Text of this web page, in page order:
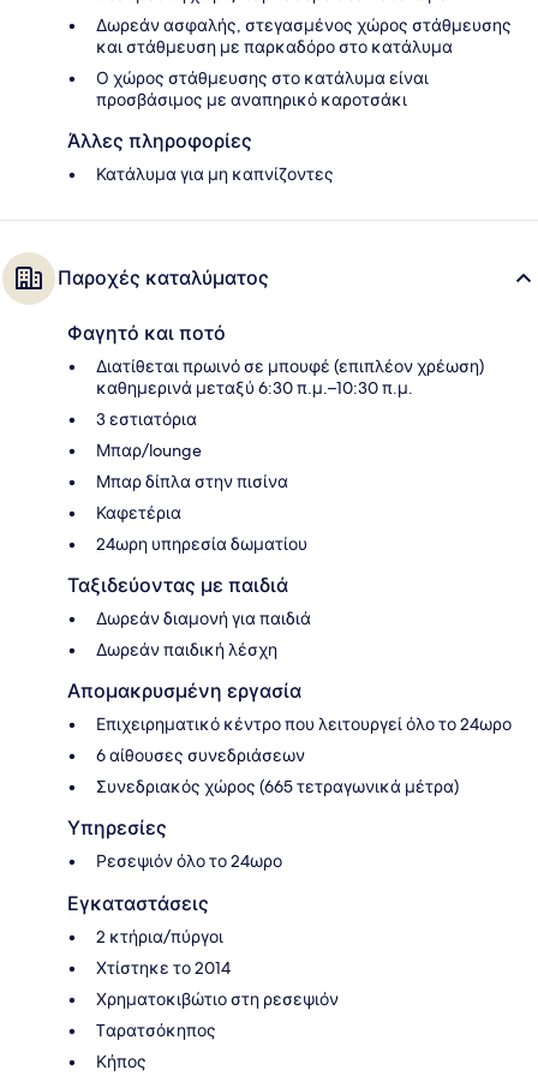
Δωρεάν ασφαλής, στεγασμένος χώρος στάθμευσης
και στάθμευση με παρκαδόρο στο κατάλυμα
Ο χώρος στάθμευσης στο κατάλυμα είναι
προσβάσιμος με αναπηρικό καροτσάκι
Άλλες πληροφορίες
Κατάλυμα για μη καπνίζοντες
Παροχές καταλύματος
Φαγητό και ποτό
Διατίθεται πρωινό σε μπουφέ (επιπλέον χρέωση)
καθημερινά μεταξύ 6:30 π.μ.–10:30 π.μ.
3 εστιατόρια
Μπαρ/lounge
Μπαρ δίπλα στην πισίνα
Καφετέρια
24ωρη υπηρεσία δωματίου
Ταξιδεύοντας με παιδιά
Δωρεάν διαμονή για παιδιά
Δωρεάν παιδική λέσχη
Απομακρυσμένη εργασία
Επιχειρηματικό κέντρο που λειτουργεί όλο το 24ωρο
6 αίθουσες συνεδριάσεων
Συνεδριακός χώρος (665 τετραγωνικά μέτρα)
Υπηρεσίες
Ρεσεψιόν όλο το 24ωρο
Εγκαταστάσεις
2 κτήρια/πύργοι
Χτίστηκε το 2014
Χρηματοκιβώτιο στη ρεσεψιόν
Tαρατσόκηπος
Κήπος